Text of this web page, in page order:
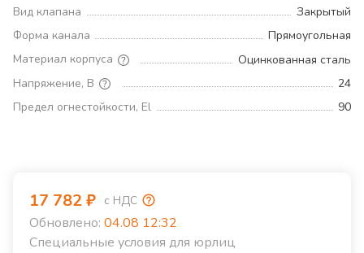
Вид клапана
Закрытый
Форма канала
Прямоугольная
Материал корпуса
Оцинкованная сталь
Напряжение, В
24
Предел огнестойкости, El
90
17 782₽ с НДС
Обновлено: 04.08 12:32
Специальные условия для юрлиц